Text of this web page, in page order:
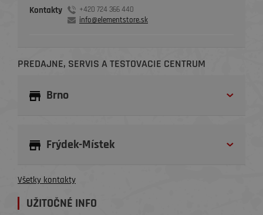
Kontakty
+420 724 366 440
info@elementstore.sk
PREDAJNE, SERVIS A TESTOVACIE CENTRUM
Brno
Frýdek-Místek
Všetky kontakty
UŽITOČNÉ INFO